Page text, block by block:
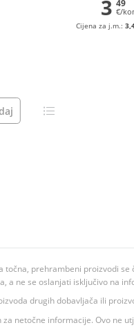
3 49
€/
Cijena za j.m.:
prehrambeni proizvodi
ne se oslanjati isključivo na
drugih dobavljača ili
netočne informacije. Ovo ne